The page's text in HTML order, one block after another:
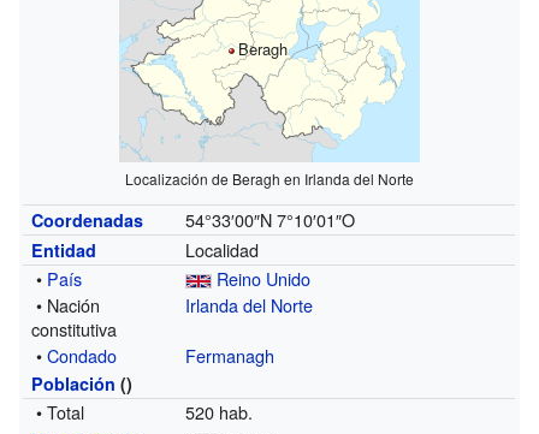
Beragh
Localización de Beragh en Irlanda del Norte
Coordenadas 54°33′00″N 7°10′01″O
Entidad
Localidad
• País
Reino Unido
• Nación
constitutiva
Irlanda del Norte
•Condado Fermanagh
Población ()
• Total 520 hab.